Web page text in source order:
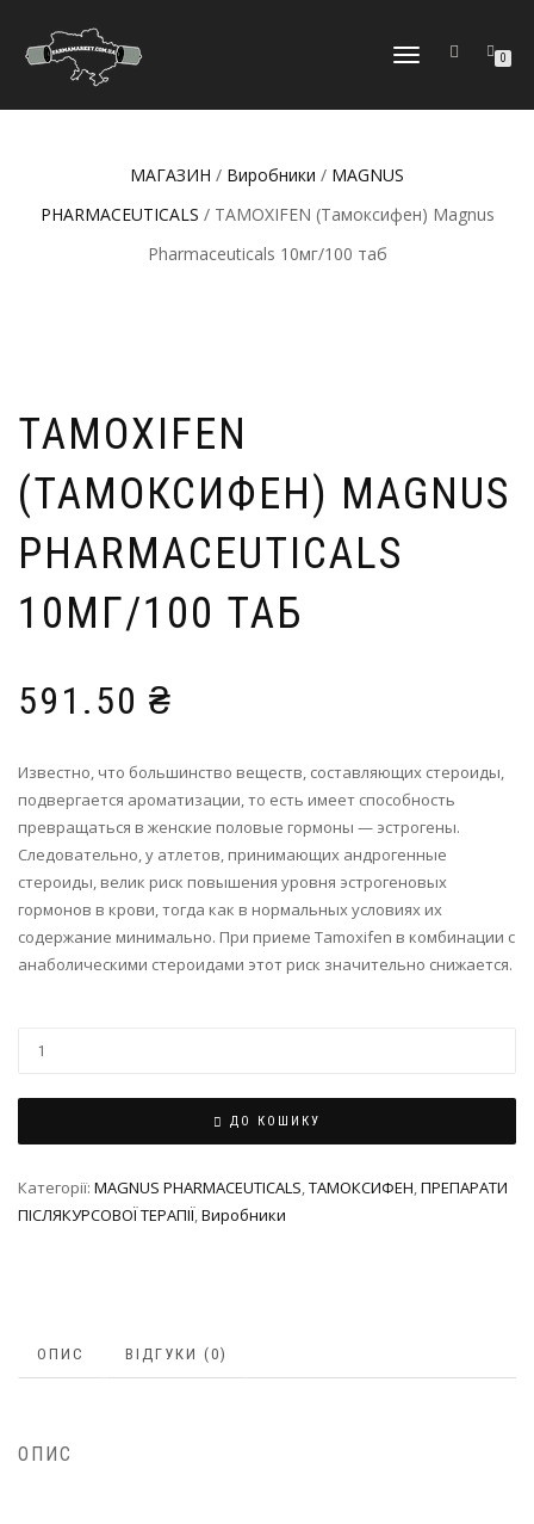
МОБІЛЬНЕ
0
МАГАЗИН / Виробники / MAGNUS
PHARMACEUTICALS / TAMOXIFEN (Тамоксифен) Magnus
Pharmaceuticals 10мг/100 таб
TAMOXIFEN
(ТАМОКСИФЕН) MAGNUS
PHARMACEUTICALS
10МГ/100 ТАБ
591.50 ₴
Известно, что большинство веществ, составляющих стероиды,
подвергается ароматизации, то есть имеет способность
превращаться в женские половые гормоны — эстрогены.
Следовательно, у атлетов, принимающих андрогенные
стероиды, велик риск повышения уровня эстрогеновых
гормонов в крови, тогда как в нормальных условиях их
содержание минимально. При приеме Tamoxifen в комбинации с
анаболическими стероидами этот риск значительно снижается.
ДО КОШИКУ
Категорії: MAGNUS PHARMACEUTICALS,ТАМОКСИФЕН,ПРЕПАРАТИ
ПІСЛЯКУРСОВОЇ ТЕРАПІЇ,Виробники
ОПИС ВІДГУКИ (0)
ОПИС